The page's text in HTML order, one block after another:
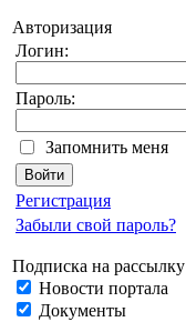
Авторизация
Логин:
Пароль:
Запомнить меня
Регистрация
Забыли свой пароль?
Подписка на рассылку
Новости портала
Документы